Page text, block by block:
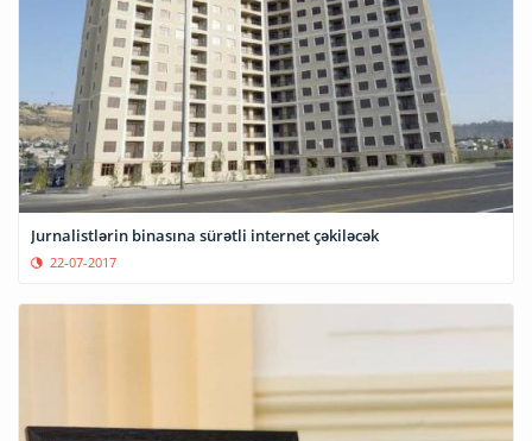
Jurnalistlərin binasına sürətli internet çəkiləcək
22-07-2017